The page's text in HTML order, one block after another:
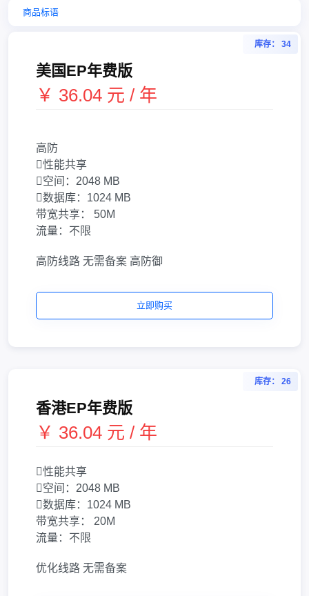
商品标语
库存： 34
美国EP年费版
￥ 36.04 元 / 年
高防
性能共享
空间： 2048 MB
数据库： 1024 MB
带宽共享：
50M
流量： 不限
高防线路 无需备案 高防御
立即购买
库存： 26
香港EP年费版
￥ 36.04 元 / 年
性能共享
空间： 2048 MB
数据库： 1024 MB
带宽共享：
20M
流量： 不限
优化线路 无需备案